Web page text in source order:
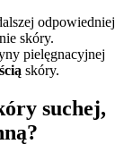
odpowiedniej
skóry.
pielęgnacyjnej
skóry.
suchej,